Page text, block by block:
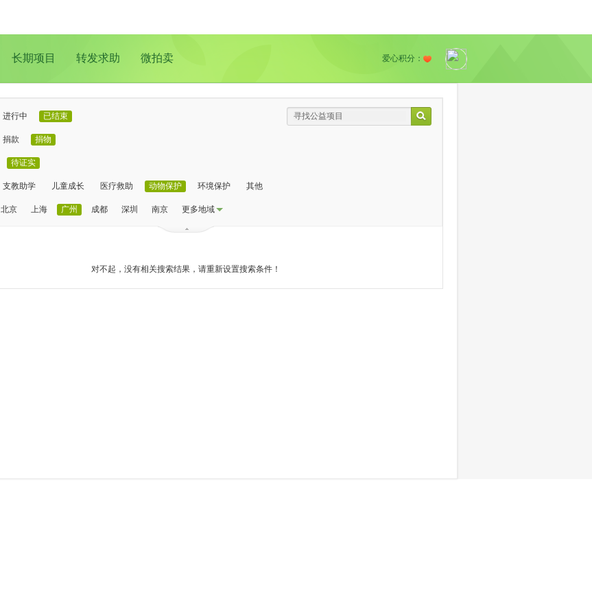
长期项目 转发求助 微拍卖 爱心积分：
进行中 已结束
捐款 捐物
待证实
支教助学 儿童成长 医疗救助 动物保护 环境保护 其他
北京 上海 广州 成都 深圳 南京 更多地域
对不起，没有相关搜索结果，请重新设置搜索条件！